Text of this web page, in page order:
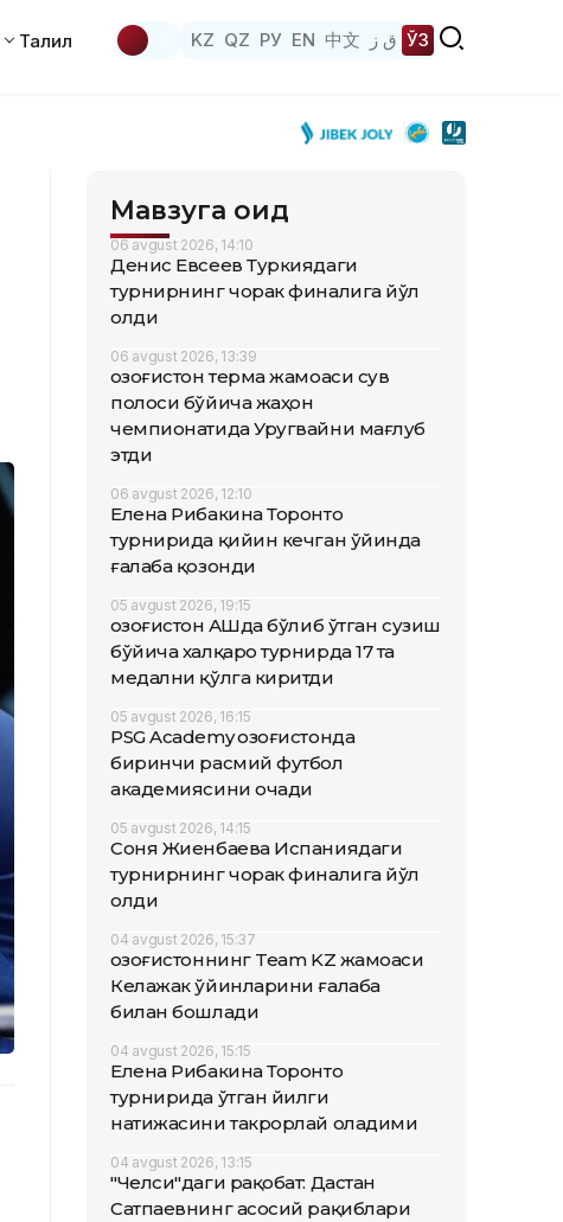
Таҳлил KZ QZ РУ EN 中文 ق ز ЎЗ
Мавзуга оид
06 avgust 2026, 14:10
Денис Евсеев Туркиядаги
турнирнинг чорак финалига йўл
олди
06 avgust 2026, 13:39
Қозоғистон терма жамоаси сув
полоси бўйича жаҳон
чемпионатида Уругвайни мағлуб
этди
06 avgust 2026, 12:10
Елена Рибакина Торонто
турнирида қийин кечган ўйинда
ғалаба қозонди
05 avgust 2026, 19:15
Қозоғистон АҚШда бўлиб ўтган сузиш
бўйича халқаро турнирда 17 та
медални қўлга киритди
05 avgust 2026, 16:15
PSG Academy Қозоғистонда
биринчи расмий футбол
академиясини очади
05 avgust 2026, 14:15
Соня Жиенбаева Испаниядаги
турнирнинг чорак финалига йўл
олди
04 avgust 2026, 15:37
Қозоғистоннинг Team KZ жамоаси
Келажак ўйинларини ғалаба
билан бошлади
04 avgust 2026, 15:15
Елена Рибакина Торонто
турнирида ўтган йилги
натижасини такрорлай оладими
04 avgust 2026, 13:15
"Челси"даги рақобат: Дастан
Сатпаевнинг асосий рақиблари